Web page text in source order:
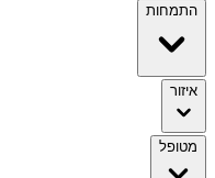
התמחות
איזור
מטופל